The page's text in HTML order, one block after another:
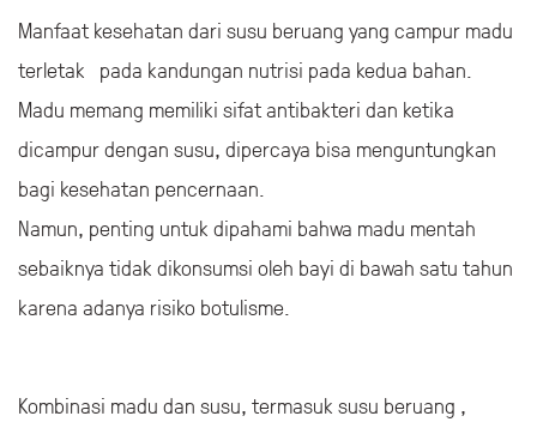
Manfaat kesehatan dari susu beruang yang campur madu
terletak pada kandungan nutrisi pada kedua bahan.
Madu memang memiliki sifat antibakteri dan ketika
dicampur dengan susu, dipercaya bisa menguntungkan
bagi kesehatan pencernaan.
Namun, penting untuk dipahami bahwa madu mentah
sebaiknya tidak dikonsumsi oleh bayi di bawah satu tahun
karena adanya risiko botulisme.
Kombinasi madu dan susu, termasuk susu beruang ,